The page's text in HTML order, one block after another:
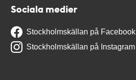
Sociala medier
Stockholmskällan på Facebook
Stockholmskällan på Instagram